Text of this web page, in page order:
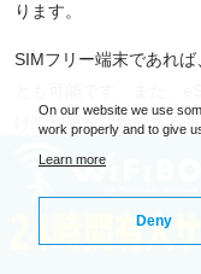
ります。
SIMフリー端末であれ
けで利用を開始できる
りません。
ただし、周遊する国に
複数の国で利用で
On our website we use
work properly and to give
Learn more
Deny